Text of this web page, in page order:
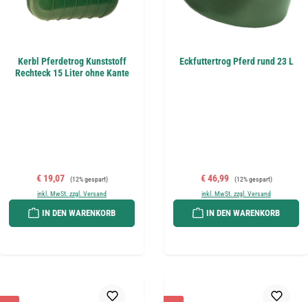
Kerbl Pferdetrog Kunststoff
Rechteck 15 Liter ohne Kante
Verkaufspreis:
€ 19,07 Regulärer Preis:
(12% gespart)
inkl. MwSt. zzgl. Versand
IN DEN WARENKORB
Eckfuttertrog Pferd rund 23 L
Verkaufspreis:
€ 46,99 Regulärer Preis:
(12% gespart)
inkl. MwSt. zzgl. Versand
IN DEN WARENKORB